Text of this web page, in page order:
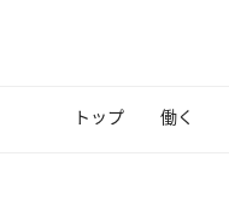
トップ 働く